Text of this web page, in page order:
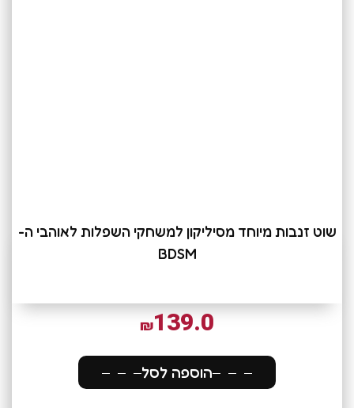
שוט זנבות מיוחד מסיליקון למשחקי השפלות לאוהבי ה-
BDSM
₪139.0
הוספה לסל